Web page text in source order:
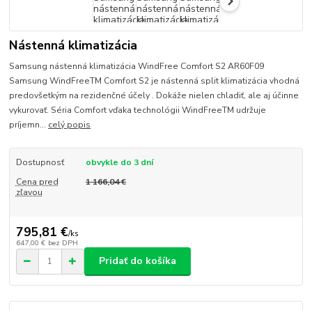
Nástenná klimatizácia
Samsung nástenná klimatizácia WindFree Comfort S2 AR60F09
Samsung WindFreeTM Comfort S2 je nástenná split klimatizácia vhodná
predovšetkým na rezidenčné účely . Dokáže nielen chladiť, ale aj účinne
vykurovať. Séria Comfort vďaka technológii WindFreeTM udržuje
príjemn... celý popis
Dostupnosť
obvykle do 3 dní
Cena pred
zľavou
1 166,04 €
795,81 €/ks
647,00 € bez DPH
Pridať do košíka